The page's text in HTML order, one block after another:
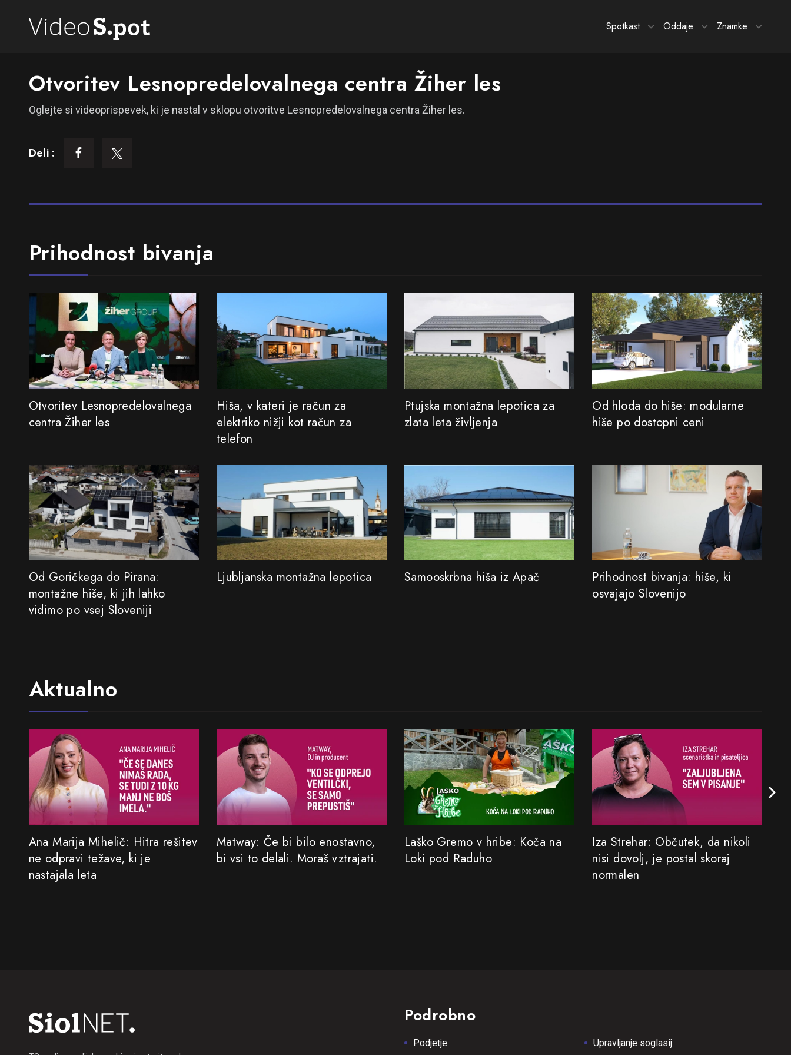
Spotkast Oddaje Znamke
Otvoritev Lesnopredelovalnega centra Žiher les
Oglejte si videoprispevek, ki je nastal v sklopu otvoritve Lesnopredelovalnega centra Žiher les.
Deli :
Prihodnost bivanja
Otvoritev Lesnopredelovalnega
centra Žiher les
Hiša, v kateri je račun za
elektriko nižji kot račun za
telefon
Ptujska montažna lepotica za
zlata leta življenja
Od hloda do hiše: modularne
hiše po dostopni ceni
Od Goričkega do Pirana:
montažne hiše, ki jih lahko
vidimo po vsej Sloveniji
Ljubljanska montažna lepotica Samooskrbna hiša iz Apač
Prihodnost bivanja: hiše, ki
osvajajo Slovenijo
Aktualno
Ana Marija Mihelič: Hitra rešitev
ne odpravi težave, ki je
nastajala leta
Matway: Če bi bilo enostavno,
bi vsi to delali. Moraš vztrajati.
Laško Gremo v hribe: Koča na
Loki pod Raduho
Iza Strehar: Občutek, da nikoli
nisi dovolj, je postal skoraj
normalen
Podrobno
Podjetje Upravljanje soglasij